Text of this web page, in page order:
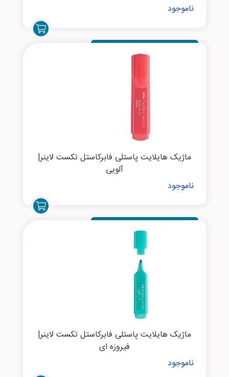
ناموجود
ماژیک هایلایت پاستلی فابرکاستل تکست لاینر|
آلویی
ناموجود
ماژیک هایلایت پاستلی فابرکاستل تکست لاینر|
فیروزه ای
ناموجود